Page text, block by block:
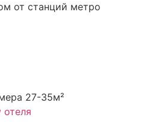
от станций метро
27-35м²
отеля